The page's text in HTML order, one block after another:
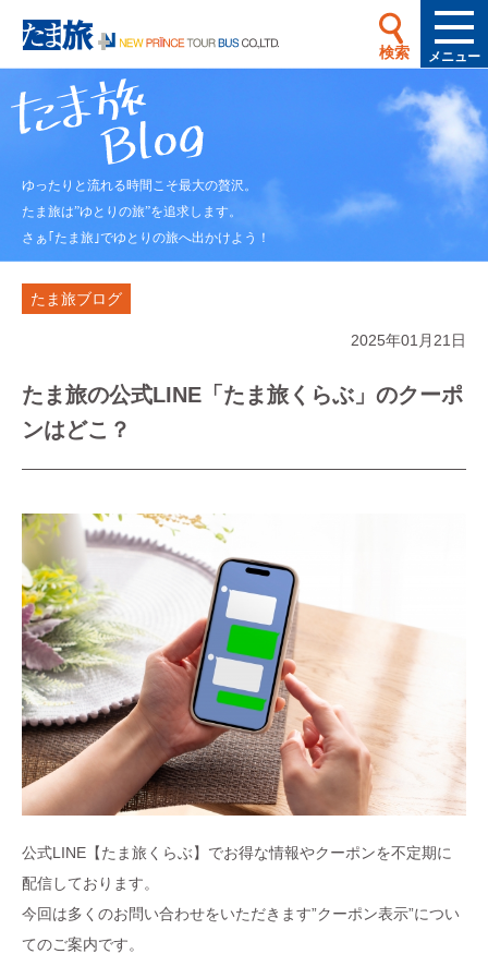
検索 メニュー
ゆったりと流れる時間こそ最大の贅沢。
たま旅は”ゆとりの旅”を追求します。
さぁ｢たま旅｣でゆとりの旅へ出かけよう！
たま旅ブログ
2025年01月21日
たま旅の公式LINE「たま旅くらぶ」のクーポ
ンはどこ？
公式LINE【たま旅くらぶ】でお得な情報やクーポンを不定期に
配信しております。
今回は多くのお問い合わせをいただきます”クーポン表示”につい
てのご案内です。